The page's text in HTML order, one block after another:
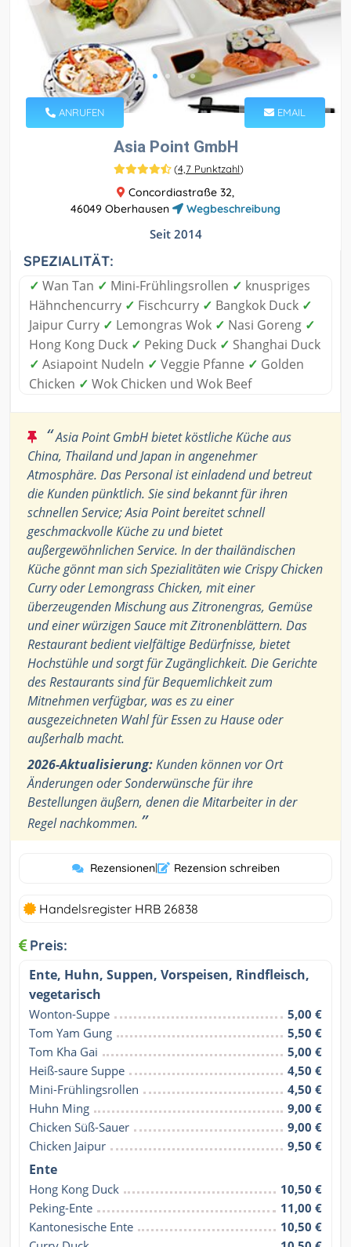
ANRUFEN EMAIL
Asia Point GmbH
(4,7 Punktzahl)
Concordiastraße 32,
46049 Oberhausen
Wegbeschreibung
Seit 2014
SPEZIALITÄT:
✓ Wan Tan ✓ Mini-Frühlingsrollen ✓ knuspriges
Hähnchencurry ✓ Fischcurry ✓ Bangkok Duck ✓
Jaipur Curry ✓ Lemongras Wok ✓ Nasi Goreng ✓
Hong Kong Duck ✓ Peking Duck ✓ Shanghai Duck
✓ Asiapoint Nudeln ✓ Veggie Pfanne ✓ Golden
Chicken ✓ Wok Chicken und Wok Beef
“Asia Point GmbH bietet köstliche Küche aus
China, Thailand und Japan in angenehmer
Atmosphäre. Das Personal ist einladend und betreut
die Kunden pünktlich. Sie sind bekannt für ihren
schnellen Service; Asia Point bereitet schnell
geschmackvolle Küche zu und bietet
außergewöhnlichen Service. In der thailändischen
Küche gönnt man sich Spezialitäten wie Crispy Chicken
Curry oder Lemongrass Chicken, mit einer
überzeugenden Mischung aus Zitronengras, Gemüse
und einer würzigen Sauce mit Zitronenblättern. Das
Restaurant bedient vielfältige Bedürfnisse, bietet
Hochstühle und sorgt für Zugänglichkeit. Die Gerichte
des Restaurants sind für Bequemlichkeit zum
Mitnehmen verfügbar, was es zu einer
ausgezeichneten Wahl für Essen zu Hause oder
außerhalb macht.
2026-Aktualisierung:Kunden können vor Ort
Änderungen oder Sonderwünsche für ihre
Bestellungen äußern, denen die Mitarbeiter in der
Regel nachkommen. ”
Rezensionen| Rezension schreiben
Handelsregister HRB 26838
Preis:
Ente, Huhn, Suppen, Vorspeisen, Rindfleisch,
vegetarisch
Wonton-Suppe
5,00 €
Tom Yam Gung
5,50 €
Tom Kha Gai
5,00 €
Heiß-saure Suppe
4,50 €
Mini-Frühlingsrollen
4,50 €
Huhn Ming
9,00 €
Chicken Süß-Sauer
9,00 €
Chicken Jaipur
9,50 €
Ente
Hong Kong Duck
10,50 €
Peking-Ente
11,00 €
Kantonesische Ente
10,50 €